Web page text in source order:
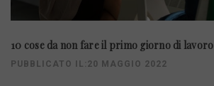
10 cose da non fare il primo giorno di lavoro
PUBBLICATO IL:20 MAGGIO 2022